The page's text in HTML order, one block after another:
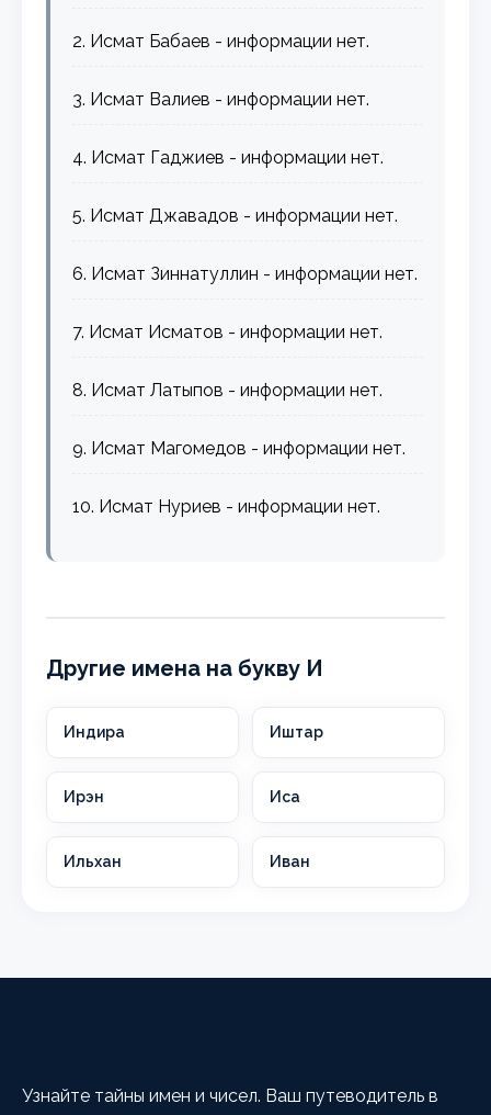
2. Исмат Бабаев - информации нет.
3. Исмат Валиев - информации нет.
4. Исмат Гаджиев - информации нет.
5. Исмат Джавадов - информации нет.
6. Исмат Зиннатуллин - информации нет.
7. Исмат Исматов - информации нет.
8. Исмат Латыпов - информации нет.
9. Исмат Магомедов - информации нет.
10. Исмат Нуриев - информации нет.
Другие имена на букву И
Индира Иштар
Ирэн Иса
Ильхан Иван
Узнайте тайны имен и чисел. Ваш путеводитель в